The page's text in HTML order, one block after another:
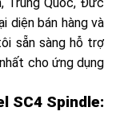
diện bán hàng và
sẵn sàng hỗ trợ
cho ứng dụng
SC4 Spindle: